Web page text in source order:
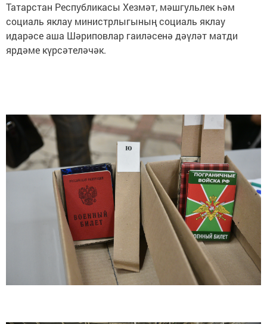
Татарстан Республикасы Хезмәт, мәшгульлек һәм
социаль яклау министрлыгының социаль яклау
идарәсе аша Шәриповлар гаиләсенә дәүләт матди
ярдәме күрсәтеләчәк.